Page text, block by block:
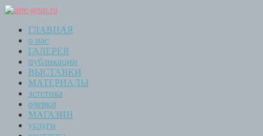
ГЛАВНАЯ
о нас
ГАЛЕРЕЯ
публикации
ВЫСТАВКИ
МАТЕРИАЛЫ
эстетика
очерки
МАГАЗИН
услуги